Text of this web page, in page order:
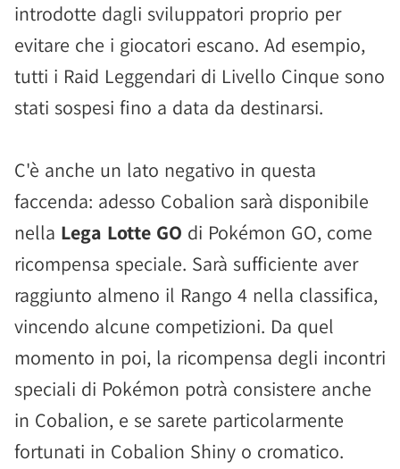
introdotte dagli sviluppatori proprio per
evitare che i giocatori escano. Ad esempio,
tutti i Raid Leggendari di Livello Cinque sono
stati sospesi fino a data da destinarsi.
C'è anche un lato negativo in questa
faccenda: adesso Cobalion sarà disponibile
nella Lega Lotte GO di Pokémon GO, come
ricompensa speciale. Sarà sufficiente aver
raggiunto almeno il Rango 4 nella classifica,
vincendo alcune competizioni. Da quel
momento in poi, la ricompensa degli incontri
speciali di Pokémon potrà consistere anche
in Cobalion, e se sarete particolarmente
fortunati in Cobalion Shiny o cromatico.